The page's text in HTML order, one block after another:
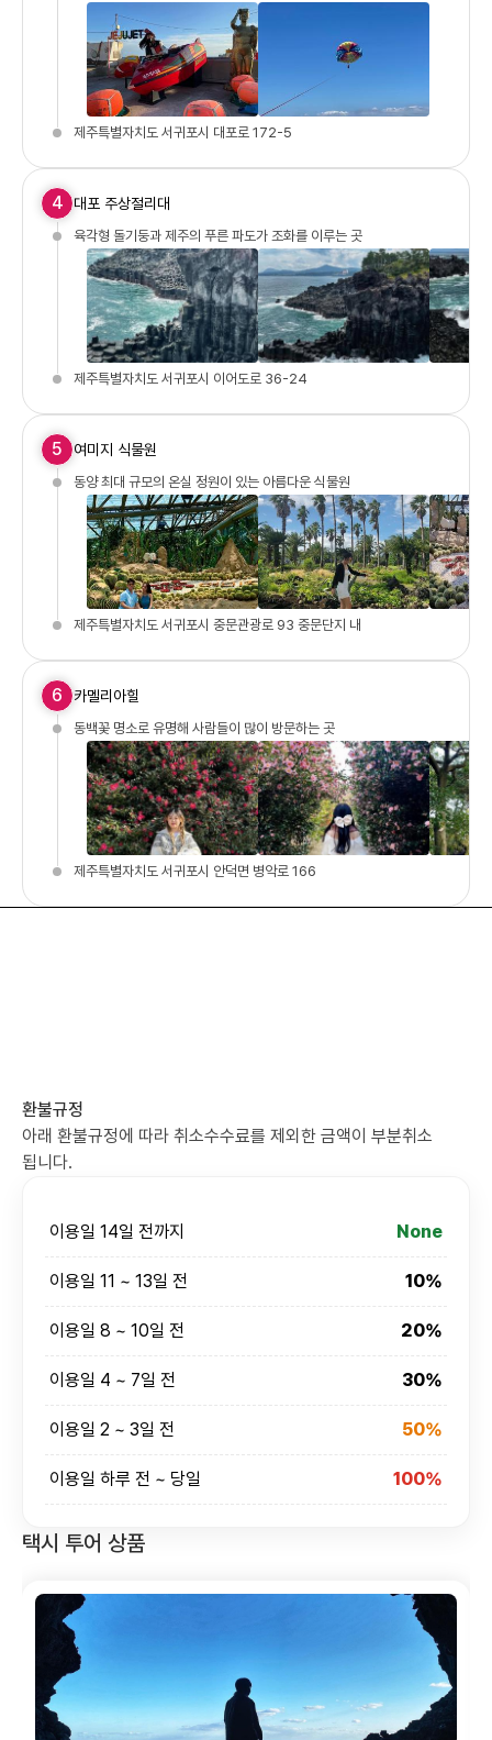
제주특별자치도 서귀포시 대포로 172-5
4 대포 주상절리대
육각형 돌기둥과 제주의 푸른 파도가 조화를 이루는 곳
제주특별자치도 서귀포시 이어도로 36-24
5 여미지 식물원
동양 최대 규모의 온실 정원이 있는 아름다운 식물원
제주특별자치도 서귀포시 중문관광로 93 중문단지 내
6 카멜리아힐
동백꽃 명소로 유명해 사람들이 많이 방문하는 곳
제주특별자치도 서귀포시 안덕면 병악로 166
환불규정
아래 환불규정에 따라 취소수수료를 제외한 금액이 부분취소
됩니다.
이용일 14일 전까지 None
이용일 11 ~ 13일 전 10%
이용일 8 ~ 10일 전 20%
이용일 4 ~ 7일 전 30%
이용일 2 ~ 3일 전 50%
이용일 하루 전 ~ 당일 100%
택시 투어 상품